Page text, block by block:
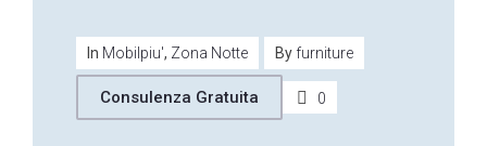
In Mobilpiu', Zona Notte By furniture
Consulenza Gratuita 0